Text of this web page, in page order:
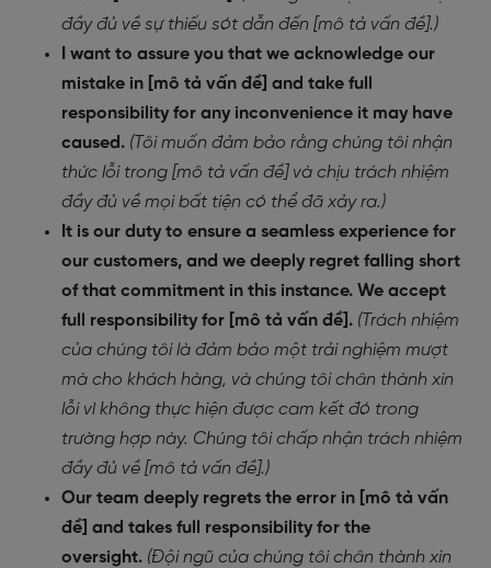
đầy đủ về sự thiếu sót dẫn đến [mô tả vấn đề].)
I want to assure you that we acknowledge our
mistake in [mô tả vấn đề] and take full
responsibility for any inconvenience it may have
caused. (Tôi muốn đảm bảo rằng chúng tôi nhận
thức lỗi trong [mô tả vấn đề] và chịu trách nhiệm
đầy đủ về mọi bất tiện có thể đã xảy ra.)
It is our duty to ensure a seamless experience for
our customers, and we deeply regret falling short
of that commitment in this instance. We accept
full responsibility for [mô tả vấn đề]. (Trách nhiệm
của chúng tôi là đảm bảo một trải nghiệm mượt
mà cho khách hàng, và chúng tôi chân thành xin
lỗi vì không thực hiện được cam kết đó trong
trường hợp này. Chúng tôi chấp nhận trách nhiệm
đầy đủ về [mô tả vấn đề].)
Our team deeply regrets the error in [mô tả vấn
đề] and takes full responsibility for the
oversight. (Đội ngũ của chúng tôi chân thành xin